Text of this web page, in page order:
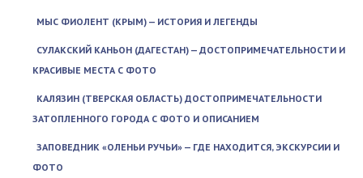
МЫС ФИОЛЕНТ (КРЫМ) — ИСТОРИЯ И ЛЕГЕНДЫ
СУЛАКСКИЙ КАНЬОН (ДАГЕСТАН) — ДОСТОПРИМЕЧАТЕЛЬНОСТИ И
КРАСИВЫЕ МЕСТА С ФОТО
КАЛЯЗИН (ТВЕРСКАЯ ОБЛАСТЬ) ДОСТОПРИМЕЧАТЕЛЬНОСТИ
ЗАТОПЛЕННОГО ГОРОДА С ФОТО И ОПИСАНИЕМ
ЗАПОВЕДНИК «ОЛЕНЬИ РУЧЬИ» — ГДЕ НАХОДИТСЯ, ЭКСКУРСИИ И
ФОТО